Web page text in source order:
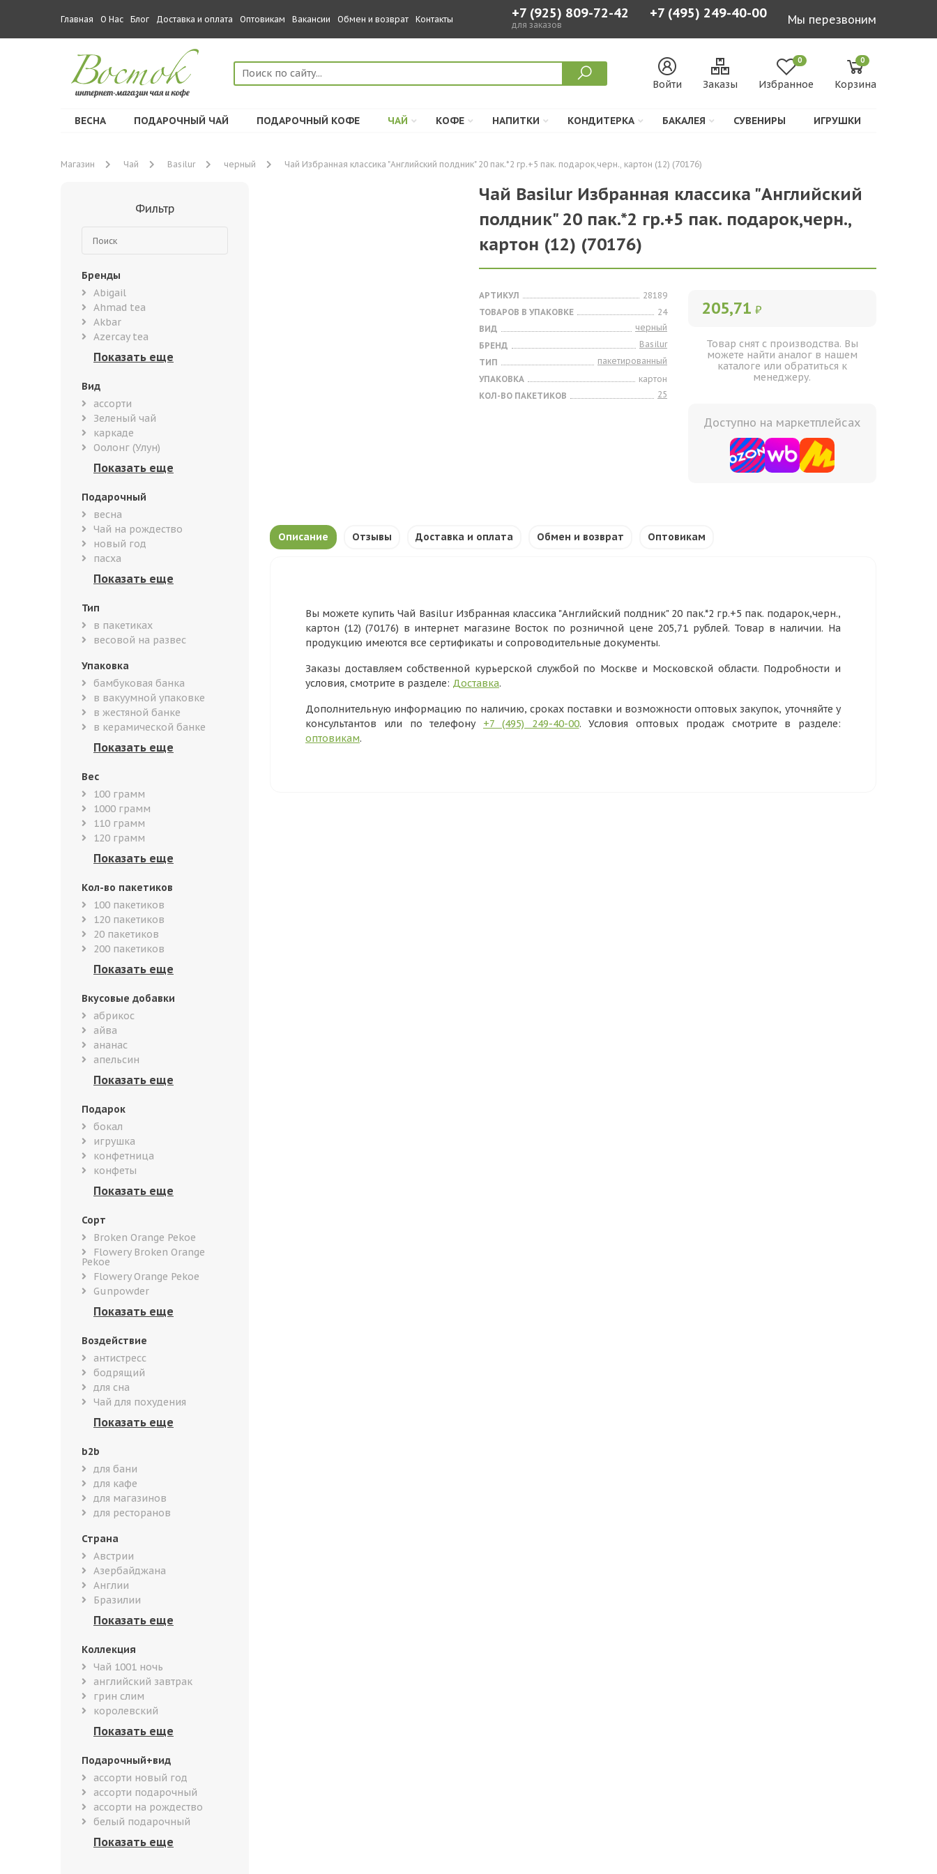
Главная О Нас Блог Доставка и оплата Оптовикам Вакансии Обмен и возврат Контакты +7 (925) 809-72-42
для заказов
+7 (495) 249-40-00 Мы перезвоним
Войти Заказы
0
Избранное
0
Корзина
ВЕСНА ПОДАРОЧНЫЙ ЧАЙ ПОДАРОЧНЫЙ КОФЕ ЧАЙ КОФЕ НАПИТКИ КОНДИТЕРКА БАКАЛЕЯ СУВЕНИРЫ ИГРУШКИ
Магазин Чай Basilur черный Чай Избранная классика "Английский полдник" 20 пак.*2 гр.+5 пак. подарок,черн., картон (12) (70176)
Фильтр
Бренды
Abigail
Ahmad tea
Akbar
Azercay tea
Вид
ассорти
Зеленый чай
каркаде
Оолонг (Улун)
Подарочный
весна
Чай на рождество
новый год
пасха
Тип
в пакетиках
весовой на развес
Упаковка
бамбуковая банка
в вакуумной упаковке
в жестяной банке
в керамической банке
Вес
100 грамм
1000 грамм
110 грамм
120 грамм
Кол-во пакетиков
100 пакетиков
120 пакетиков
20 пакетиков
200 пакетиков
Вкусовые добавки
абрикос
айва
ананас
апельсин
Подарок
бокал
игрушка
конфетница
конфеты
Сорт
Broken Orange Pekoe
Flowery Broken Orange
Pekoe
Flowery Orange Pekoe
Gunpowder
Воздействие
антистресс
бодрящий
для сна
Чай для похудения
b2b
для бани
для кафе
для магазинов
для ресторанов
Страна
Австрии
Азербайджана
Англии
Бразилии
Коллекция
Чай 1001 ночь
английский завтрак
грин слим
королевский
Подарочный+вид
ассорти новый год
ассорти подарочный
ассорти на рождество
белый подарочный
Чай Basilur Избранная классика "Английский
полдник" 20 пак.*2 гр.+5 пак. подарок,черн.,
картон (12) (70176)
АРТИКУЛ
28189
ТОВАРОВ В УПАКОВКЕ
24
ВИД
черный
БРЕНД
Basilur
ТИП
пакетированный
УПАКОВКА
картон
КОЛ-ВО ПАКЕТИКОВ
25
205,71 ₽
Товар снят с производства. Вы
можете найти аналог в нашем
каталоге или обратиться к
менеджеру.
Доступно на маркетплейсах
Описание Отзывы Доставка и оплата Обмен и возврат Оптовикам
Вы можете купить Чай Basilur Избранная классика "Английский полдник" 20 пак.*2 гр.+5 пак. подарок,черн.,
картон (12) (70176) в интернет магазине Восток по розничной цене 205,71 рублей. Товар в наличии. На
продукцию имеются все сертификаты и сопроводительные документы.
Заказы доставляем собственной курьерской службой по Москве и Московской области. Подробности и
условия, смотрите в разделе: Доставка.
Дополнительную информацию по наличию, сроках поставки и возможности оптовых закупок, уточняйте у
консультантов или по телефону +7 (495) 249-40-00. Условия оптовых продаж смотрите в разделе:
оптовикам.